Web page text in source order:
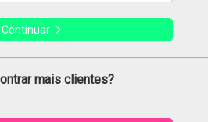
Continuar
mais clientes?